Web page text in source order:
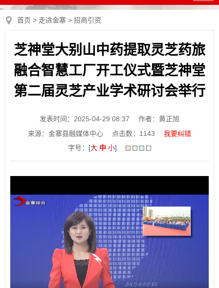
首页 > 走进金寨 > 招商引资
芝神堂大别山中药提取灵芝药旅
融合智慧工厂开工仪式暨芝神堂
第二届灵芝产业学术研讨会举行
发表时间：2025-04-29 08:37
作者：黄正旭
来源：金寨县融媒体中心
点击数： 1143
我要纠错
字号： [大 中 小]